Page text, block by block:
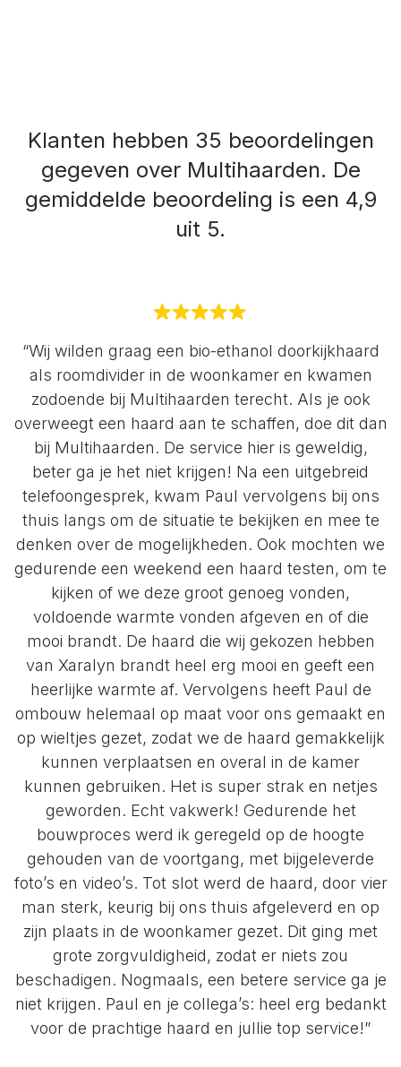
Klanten hebben 35 beoordelingen
gegeven over Multihaarden. De
gemiddelde beoordeling is een 4,9
uit 5.
“Wij wilden graag een bio-ethanol doorkijkhaard
als roomdivider in de woonkamer en kwamen
zodoende bij Multihaarden terecht. Als je ook
overweegt een haard aan te schaffen, doe dit dan
bij Multihaarden. De service hier is geweldig,
beter ga je het niet krijgen! Na een uitgebreid
telefoongesprek, kwam Paul vervolgens bij ons
thuis langs om de situatie te bekijken en mee te
denken over de mogelijkheden. Ook mochten we
gedurende een weekend een haard testen, om te
kijken of we deze groot genoeg vonden,
voldoende warmte vonden afgeven en of die
mooi brandt. De haard die wij gekozen hebben
van Xaralyn brandt heel erg mooi en geeft een
heerlijke warmte af. Vervolgens heeft Paul de
ombouw helemaal op maat voor ons gemaakt en
op wieltjes gezet, zodat we de haard gemakkelijk
kunnen verplaatsen en overal in de kamer
kunnen gebruiken. Het is super strak en netjes
geworden. Echt vakwerk! Gedurende het
bouwproces werd ik geregeld op de hoogte
gehouden van de voortgang, met bijgeleverde
foto’s en video’s. Tot slot werd de haard, door vier
man sterk, keurig bij ons thuis afgeleverd en op
zijn plaats in de woonkamer gezet. Dit ging met
grote zorgvuldigheid, zodat er niets zou
beschadigen. Nogmaals, een betere service ga je
niet krijgen. Paul en je collega’s: heel erg bedankt
voor de prachtige haard en jullie top service!”